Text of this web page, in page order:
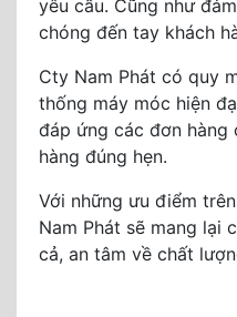
yêu cầu. Cũng như
chóng đến tay khách
Cty Nam Phát có quy
thống máy móc hiện
đáp ứng các đơn hàng
hàng đúng hẹn.
Với những ưu điểm
Nam Phát sẽ mang lại
cả, an tâm về chất